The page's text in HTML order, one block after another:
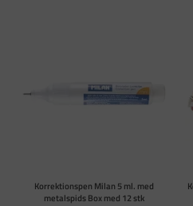
Korrektionspen Milan 5 ml. med
metalspids Box med 12 stk